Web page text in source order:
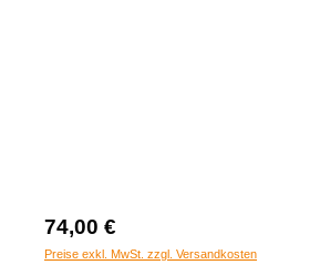
74,00 €
Preise exkl. MwSt. zzgl. Versandkosten